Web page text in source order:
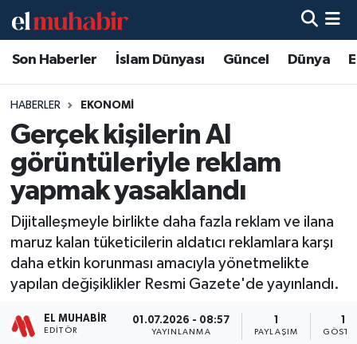
Son Haberler İslam Dünyası Güncel Dünya
HABERLER EKONOMI
Gerçek kişilerin AI
görüntüleriyle reklam
yapmak yasaklandı
Dijitalleşmeyle birlikte daha fazla reklam ve ilana
maruz kalan tüketicilerin aldatıcı reklamlara karşı
daha etkin korunması amacıyla yönetmelikte
yapılan değişiklikler Resmi Gazete'de yayınlandı.
EL MUHABIR
EDITÖR
01.07.2026 - 08:57
YAYINLANMA PAYLAŞIM
Hava Durumu
Trafik Durumu
Süper Lig Puan Durumu ve Fikstür
Tüm Manşetler
Son Dakika Haberleri
Haber Arşivi